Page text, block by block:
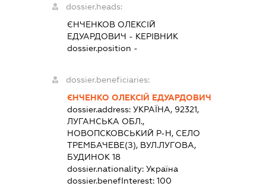
dossier.heads:
ЄНЧЕНКОВ ОЛЕКСІЙ
ЕДУАРДОВИЧ - КЕРІВНИК
dossier.position -
dossier.beneficiaries:
ЄНЧЕНКО ОЛЕКСІЙ ЕДУАРДОВИЧ
dossier.address:УКРАЇНА, 92321,
ЛУГАНСЬКА ОБЛ.,
НОВОПСКОВСЬКИЙ Р-Н, СЕЛО
ТРЕМБАЧЕВЕ(З), ВУЛ.ЛУГОВА,
БУДИНОК 18
dossier.nationality:Україна
dossier.benefInterest:100